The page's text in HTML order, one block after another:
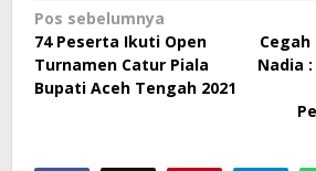
Navigasi
pos
Pos sebelumnya
74 Peserta Ikuti Open
Turnamen Catur Piala
Bupati Aceh Tengah 2021
Nadia